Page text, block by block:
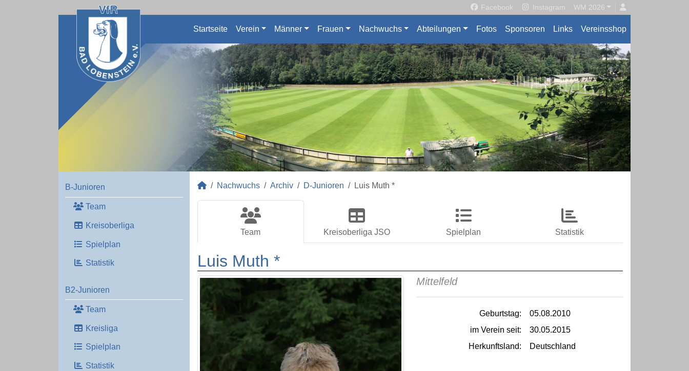
Facebook Instagram WM 2026
Startseite Verein Männer Frauen Nachwuchs Abteilungen Fotos Sponsoren Links Vereinsshop
B-Junioren
Team
Kreisoberliga
Spielplan
Statistik
B2-Junioren
Team
Kreisliga
Spielplan
Statistik
Nachwuchs Archiv D-Junioren Luis Muth *
Team Kreisoberliga JSO Spielplan Statistik
Luis Muth *
Mittelfeld
Geburtstag:
05.08.2010
im Verein seit:
30.05.2015
Herkunftsland:
Deutschland